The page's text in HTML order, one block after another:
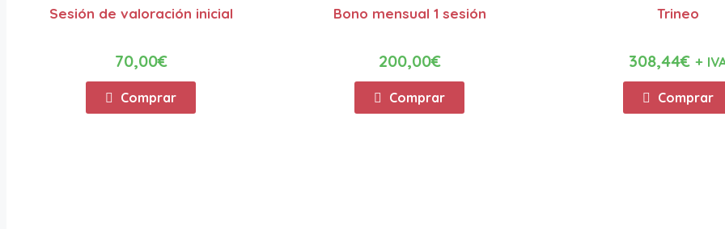
Sesión de valoración inicial
70,00€
Comprar
Bono mensual 1 sesión
200,00€
Comprar
Trineo
308,44€ +
Comprar